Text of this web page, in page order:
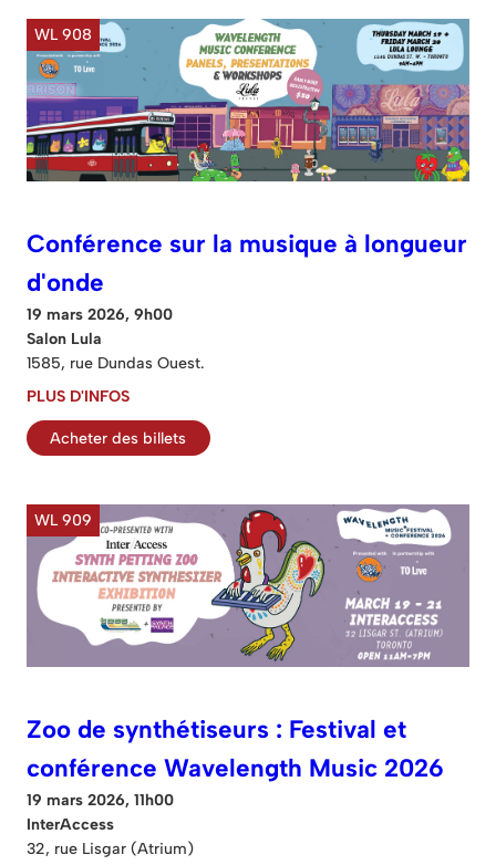
WL 908
Conférence sur la musique à longueur
d'onde
19 mars 2026, 9h00
Salon Lula
1585, rue Dundas Ouest.
PLUS D'INFOS
Acheter des billets
WL 909
Zoo de synthétiseurs : Festival et
conférence Wavelength Music 2026
19 mars 2026, 11h00
InterAccess
32, rue Lisgar (Atrium)